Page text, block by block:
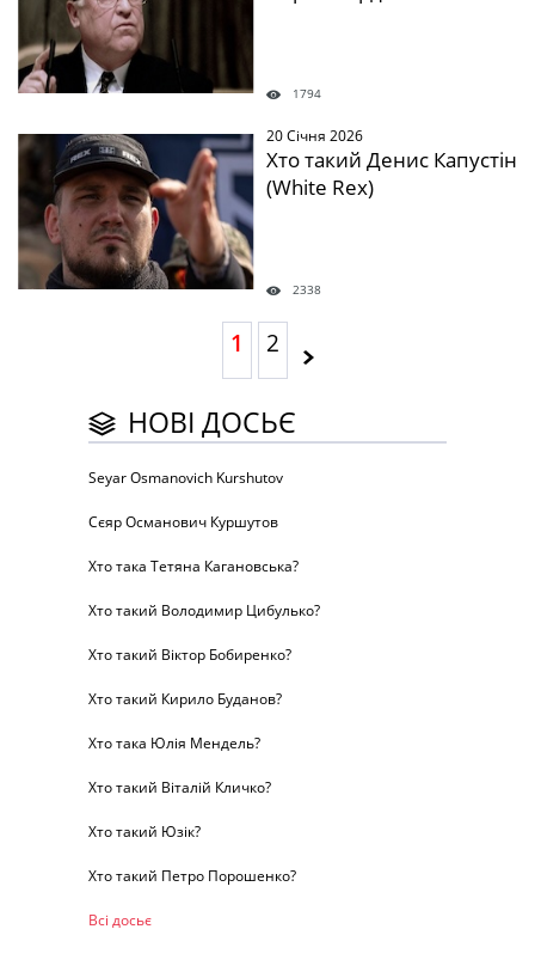
1794
20 Січня 2026
Хто такий Денис Капустін
(White Rex)
2338
1 2
НОВІ ДОСЬЄ
Seyar Osmanovich Kurshutov
Сєяр Османович Куршутов
Хто така Тетяна Кагановська?
Хто такий Володимир Цибулько?
Хто такий Віктор Бобиренко?
Хто такий Кирило Буданов?
Хто така Юлія Мендель?
Хто такий Віталій Кличко?
Хто такий Юзік?
Хто такий Петро Порошенко?
Всі досьє